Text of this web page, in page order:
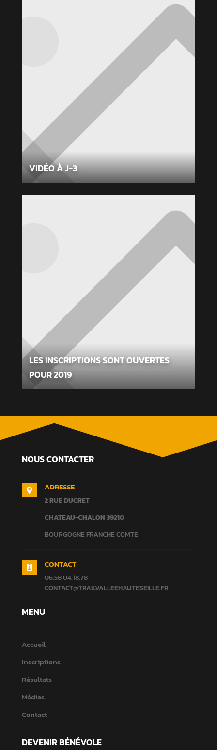
VIDÉO À J-3
LES INSCRIPTIONS SONT OUVERTES
POUR 2019
NOUS CONTACTER
 ADRESSE
2 RUE DUCRET
CHATEAU-CHALON39210
BOURGOGNE FRANCHE COMTE
 CONTACT
06.58.04.18.78
CONTACT@TRAILVALLEEHAUTESEILLE.FR
MENU
Accueil
Inscriptions
Résultats
Médias
Contact
DEVENIR BÉNÉVOLE